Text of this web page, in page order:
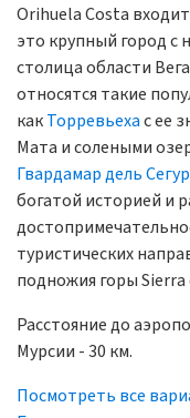
Orihuela Costa
это крупный город с
столица области
относятся такие
какТорревьехас ее
Мата и солеными
Гвардамар дель
богатой историей и
туристических
подножия горы Sierra
Расстояние до
Мурсии - 30 км.
Посмотреть все